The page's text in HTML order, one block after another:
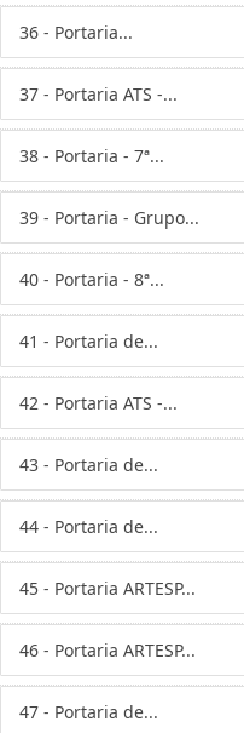
36 - Portaria...
37 - Portaria ATS -...
38 - Portaria - 7ª...
39 - Portaria - Grupo...
40 - Portaria - 8ª...
41 - Portaria de...
42 - Portaria ATS -...
43 - Portaria de...
44 - Portaria de...
45 - Portaria ARTESP...
46 - Portaria ARTESP...
47 - Portaria de...